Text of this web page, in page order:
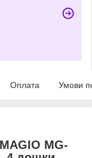
Оплата Умови
MG-